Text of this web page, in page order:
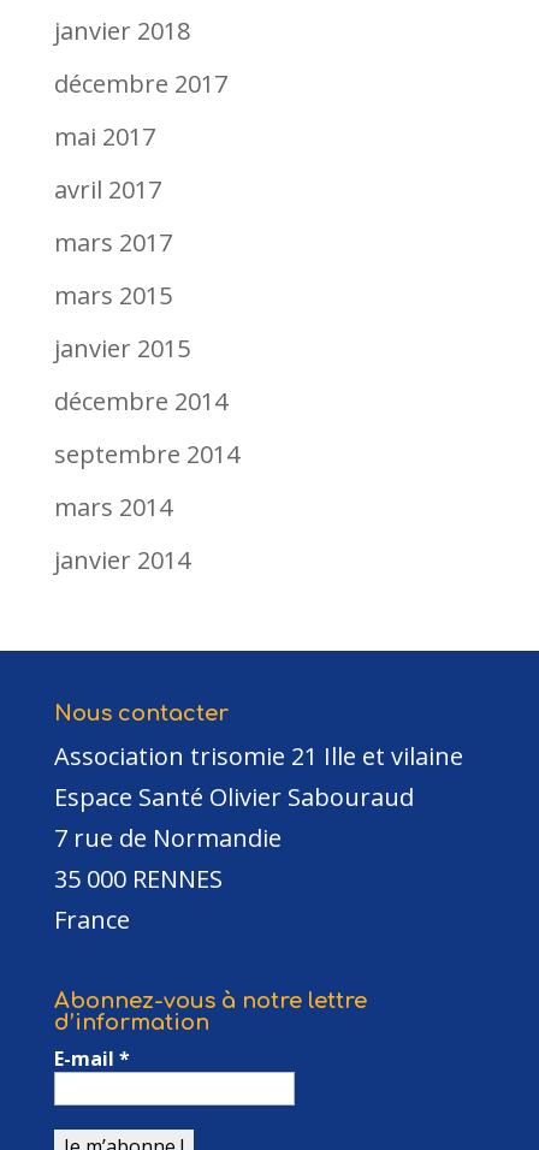
janvier 2018
décembre 2017
mai 2017
avril 2017
mars 2017
mars 2015
janvier 2015
décembre 2014
septembre 2014
mars 2014
janvier 2014
Nous contacter
Association trisomie 21 Ille et vilaine
Espace Santé Olivier Sabouraud
7 rue de Normandie
35 000 RENNES
France
Abonnez-vous à notre lettre
d’information
E-mail *